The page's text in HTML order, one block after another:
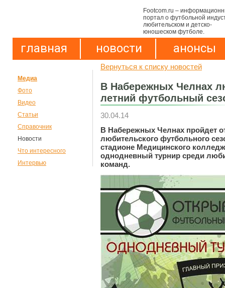
Footcom.ru –
портал о футбольной
любительском и детско-
юношеском футболе.
главная новости анонсы
Медиа
Фото
Видео
Статьи
Справочник
Новости
Что интересного
Интервью
Вернуться к списку новостей
В Набережных Челнах
летний футбольный
30.04.14
В Набережных Челнах пройдет
любительского футбольного
стадионе Медицинского
однодневный турнир среди
команд.